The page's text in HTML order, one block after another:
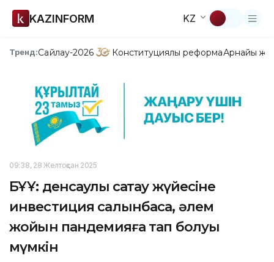
KAZINFORM KZ
Тренд:Сайлау-2026 Конституциялық реформаАрнайы
09:38, 28 Желтоқсан 2025
БҰҰ: денсаулық сақтау жүйесіне
инвестиция салынбаса, әлем
жойқын пандемияға тап болуы
мүмкін